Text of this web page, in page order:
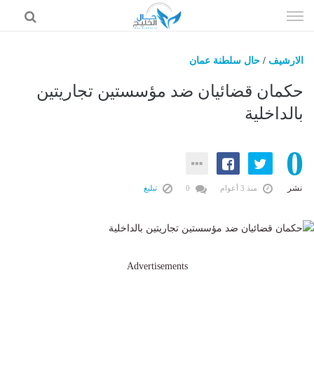
الى
الارشيف / حال سلطنة عمان
حكمان قضائيان ضد مؤسستين تجاريتين
بالداخلية
0
نشر منذ 3 أعوام تبليغ
Advertisements
حال السعودية